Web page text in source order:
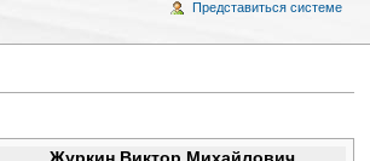
Представиться системе
Журкин Виктор Михайлович